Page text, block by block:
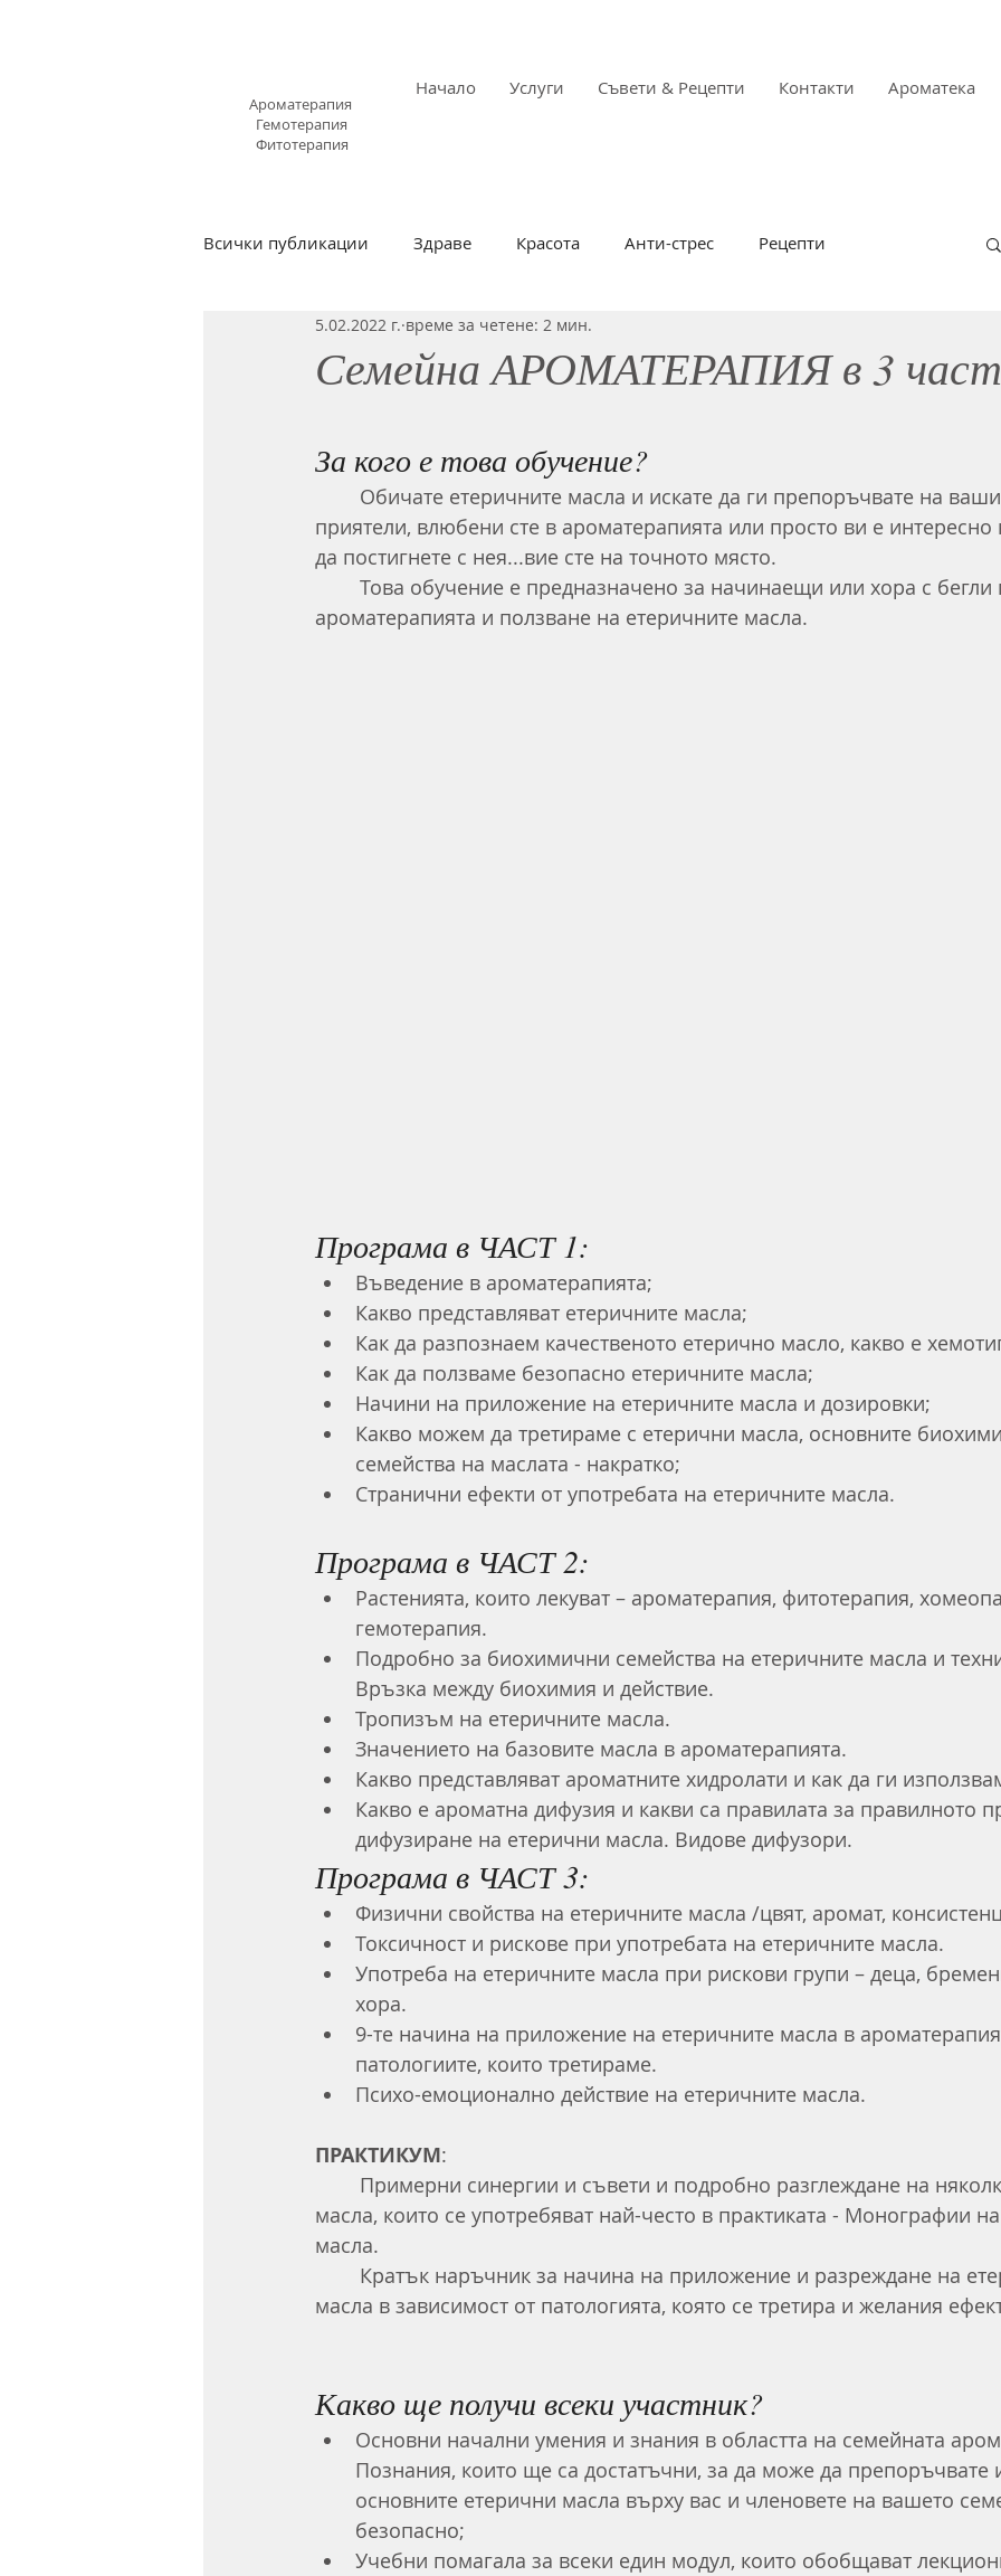
Ароматерапия
Гемотерапия
Фитотерапия
Начало Услуги Съвети & Рецепти Контакти Ароматека
Всички публикации Здраве Красота Анти-стрес Рецепти
Ароматни ухания Простуда и грип
Семейна АРОМАТЕРАПИЯ в 3
5.02.2022 г. време за четене: 2 мин.
За кого е това обучение?
приятели, влюбени сте в ароматерапията или просто ви е
да постигнете с нея...вие сте на точното място.
ароматерапията и ползване на етеричните масла.
Програма в ЧАСТ 1:
Въведение в ароматерапията;
Какво представляват етеричните масла;
Как да разпознаем качественото етерично масло, какво е
Как да ползваме безопасно етеричните масла;
Начини на приложение на етеричните масла и дозировки;
Какво можем да третираме с етерични масла, основните
семейства на маслата - накратко;
Странични ефекти от употребата на етеричните масла.
Програма в ЧАСТ 2:
Растенията, които лекуват – ароматерапия, фитотерапия,
гемотерапия.
Подробно за биохимични семейства на етеричните масла и
Връзка между биохимия и действие.
Тропизъм на етеричните масла.
Значението на базовите масла в ароматерапията.
Какво представляват ароматните хидролати и как да ги
Какво е ароматна дифузия и какви са правилата за правилното
дифузиране на етерични масла. Видове дифузори.
Програма в ЧАСТ 3:
Физични свойства на етеричните масла /цвят, аромат,
Токсичност и рискове при употребата на етеричните масла.
Употреба на етеричните масла при рискови групи – деца,
хора.
9-те начина на приложение на етеричните масла в
патологиите, които третираме.
Психо-емоционално действие на етеричните масла.
ПРАКТИКУМ:
масла, които се употребяват най-често в практиката - Монографии
масла.
масла в зависимост от патологията, която се третира и желания
Какво ще получи всеки участник?
Основни начални умения и знания в областта на семейната
Познания, които ще са достатъчни, за да може да препоръчвате
основните етерични масла върху вас и членовете на вашето
безопасно;
Учебни помагала за всеки един модул, които обобщават